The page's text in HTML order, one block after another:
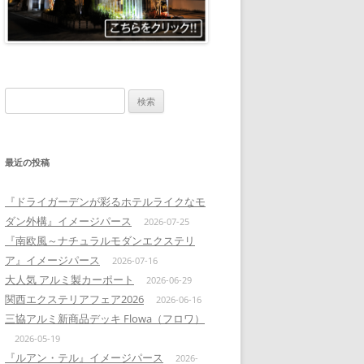
索:
最近の投稿
『ドライガーデンが彩るホテルライクなモ
ダン外構』イメージパース
2026-07-25
『南欧風～ナチュラルモダンエクステリ
ア』イメージパース
2026-07-16
大人気 アルミ製カーポート 2026-06-29
関西エクステリアフェア2026 2026-06-16
三協アルミ新商品デッキ Flowa（フロワ）
2026-05-19
『ルアン・テル』イメージパース 2026-